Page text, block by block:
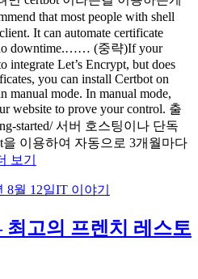
that most people with shell
It can automate certificate
downtime.…… (중략)If your
integrate Let’s Encrypt, but does
you can install Certbot on
manual mode. In manual mode,
website to prove your control. 출
started/ 서버 호스팅이나 단독
이용하여 자동으로 3개월마다
보기
호
팅
에
8월 12일카
고
리
IT 이야기
최고의 프렌치 레스토